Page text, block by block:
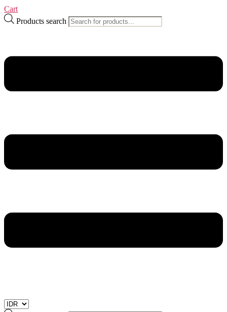
Cart
Products search